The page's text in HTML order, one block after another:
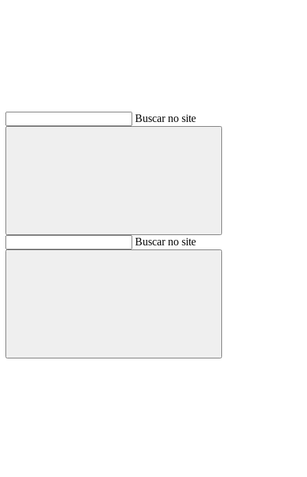
Buscar no site
BuscarBuscar no site
Buscar